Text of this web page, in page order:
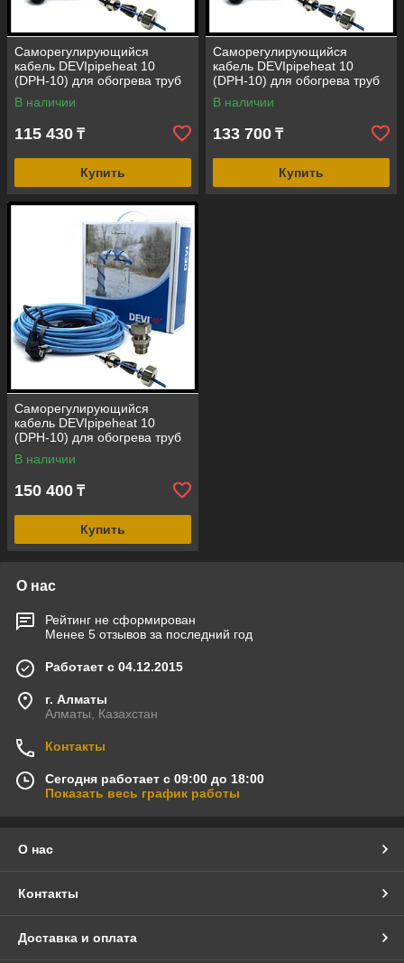
Саморегулирующийся
кабель DEVIpipeheat 10
(DPH-10) для обогрева труб
(длина=19 м, мощность=190
Вт, с вилкой)
В наличии
115 430 ₸
Купить
Саморегулирующийся
кабель DEVIpipeheat 10
(DPH-10) для обогрева труб
(длина=22 м, мощность=220
Вт, с вилкой)
В наличии
133 700 ₸
Купить
Саморегулирующийся
кабель DEVIpipeheat 10
(DPH-10) для обогрева труб
(длина=25 м, мощность=250
Вт, с вилкой)
В наличии
150 400 ₸
Купить
О нас
Рейтинг не сформирован
Менее 5 отзывов за последний год
Работает с 04.12.2015
г. Алматы
Алматы, Казахстан
Контакты
Сегодня работает с 09:00 до 18:00
Показать весь график работы
О нас
Контакты
Доставка и оплата